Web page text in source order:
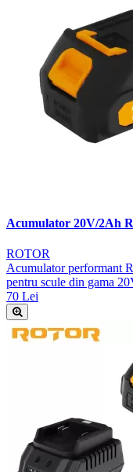
Acumulator 20V/2Ah
ROTOR
Acumulator performant
pentru scule din gama
70 Lei